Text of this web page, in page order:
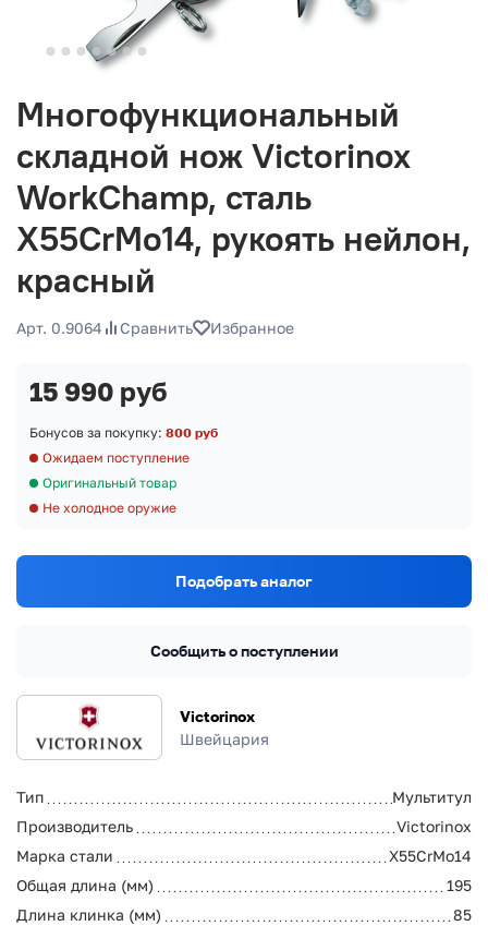
Многофункциональный
складной нож Victorinox
WorkChamp, сталь
X55CrMo14, рукоять нейлон,
красный
Арт. 0.9064 Сравнить Избранное
Victorinox
Швейцария
Тип
Мультитул
Производитель
Victorinox
Марка стали
X55CrMo14
Общая длина (мм)
195
Длина клинка (мм)
85
15 990 руб
Бонусов за покупку: 800 руб
Ожидаем поступление
Оригинальный товар
Не холодное оружие
Подобрать аналог
Сообщить о поступлении